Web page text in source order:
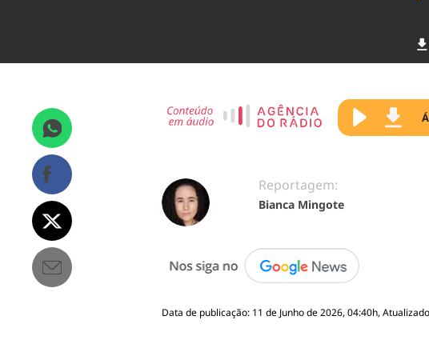
Reportagem:
Bianca Mingote
Data de publicação: 11 de Junho de 2026, 04:40h,